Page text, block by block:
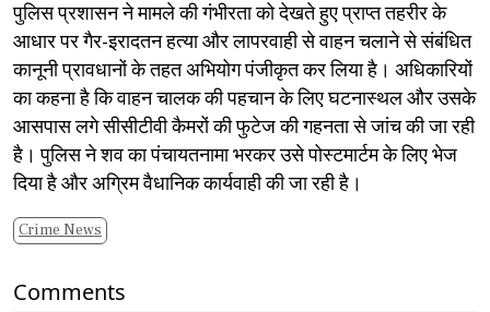
​पुलिस प्रशासन ने मामले की गंभीरता को देखते हुए प्राप्त तहरीर के
आधार पर गैर-इरादतन हत्या और लापरवाही से वाहन चलाने से संबंधित
कानूनी प्रावधानों के तहत अभियोग पंजीकृत कर लिया है। अधिकारियों
का कहना है कि वाहन चालक की पहचान के लिए घटनास्थल और उसके
आसपास लगे सीसीटीवी कैमरों की फुटेज की गहनता से जांच की जा रही
है। पुलिस ने शव का पंचायतनामा भरकर उसे पोस्टमार्टम के लिए भेज
दिया है और अग्रिम वैधानिक कार्यवाही की जा रही है।
Crime News
Comments